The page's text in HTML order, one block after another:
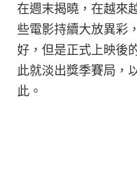
在週末揭曉，在越來
些電影持續大放異彩
好，但是正式上映後
此就淡出獎季賽局，
此。